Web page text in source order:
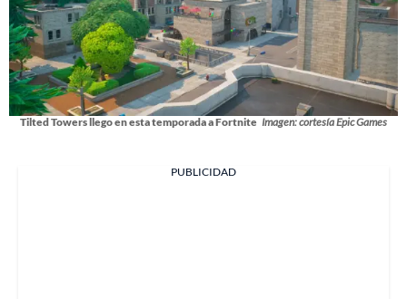
Tilted Towers llego en esta temporada a Fortnite Imagen: cortesía Epic Games
PUBLICIDAD